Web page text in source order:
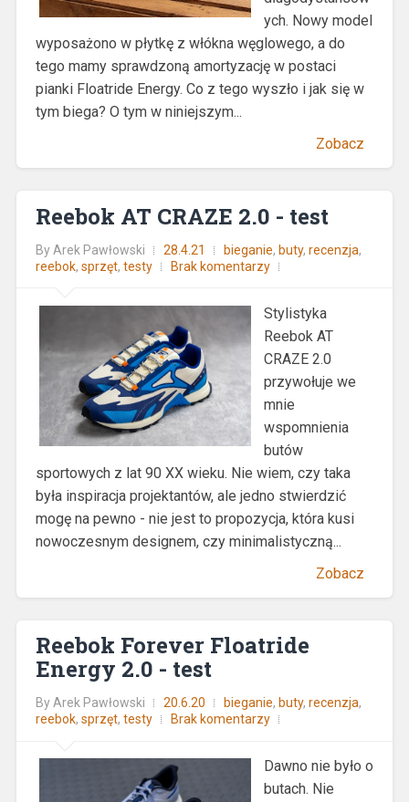
ych. Nowy model
wyposażono w płytkę z włókna węglowego, a do
tego mamy sprawdzoną amortyzację w postaci
pianki Floatride Energy. Co z tego wyszło i jak się w
tym biega? O tym w niniejszym...
Zobacz
Reebok AT CRAZE 2.0 - test
By Arek Pawłowski 28.4.21 bieganie, buty, recenzja,
reebok, sprzęt, testy Brak komentarzy
Stylistyka
Reebok AT
CRAZE 2.0
przywołuje we
mnie
wspomnienia
butów
sportowych z lat 90 XX wieku. Nie wiem, czy taka
była inspiracja projektantów, ale jedno stwierdzić
mogę na pewno - nie jest to propozycja, która kusi
nowoczesnym designem, czy minimalistyczną...
Zobacz
Reebok Forever Floatride
Energy 2.0 - test
ByArek Pawłowski 20.6.20 bieganie, buty, recenzja,
reebok, sprzęt, testy Brak komentarzy
Dawno nie było o
butach. Nie